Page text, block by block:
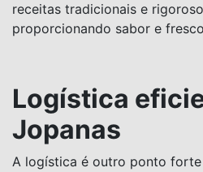
receitas tradicionais e
proporcionando sabor e
Logística
Jopanas
A logística é outro ponto forte